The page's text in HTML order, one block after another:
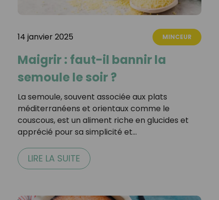
14 janvier 2025 MINCEUR
Maigrir : faut-il bannir la
semoule le soir ?
La semoule, souvent associée aux plats
méditerranéens et orientaux comme le
couscous, est un aliment riche en glucides et
apprécié pour sa simplicité et…
LIRE LA SUITE